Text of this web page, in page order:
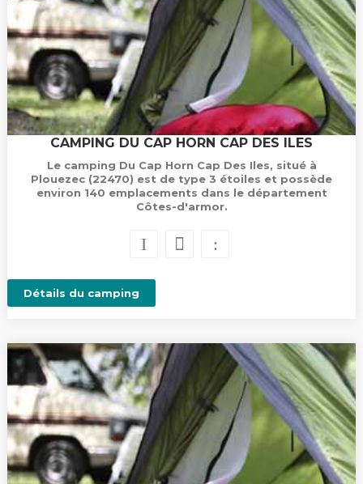
CAMPING DU CAP HORN CAP DES ILES
Le camping Du Cap Horn Cap Des Iles, situé à
Plouezec (22470) est de type 3 étoiles et possède
environ 140 emplacements dans le département
Côtes-d'armor.
Détails du camping